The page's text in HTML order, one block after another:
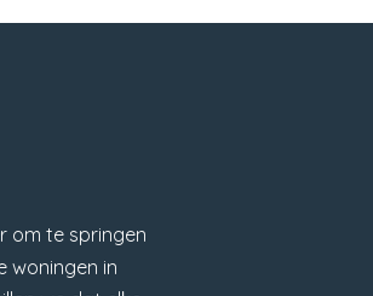
om te springen
woningen in